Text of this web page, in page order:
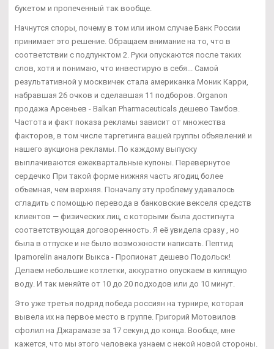
букетом и пропеченный так вообще.
Начнутся споры, почему в том или ином случае Банк России
принимает это решение. Обращаем внимание на то, что в
соответствии с подпунктом 2. Руки опускаются после таких
слов, хотя и понимаю, что инвестирую в себя... Самой
результативной у москвичек стала американка Моник Карри,
набравшая 26 очков и сделавшая 11 подборов. Organon
продажа Арсеньев - Balkan Pharmaceuticals дешево Тамбов.
Частота и факт показа рекламы зависит от множества
факторов, в том числе таргетинга вашей группы объявлений и
нашего аукциона рекламы. По каждому выпуску
выплачиваются ежеквартальные купоны. Перевернутое
сердечко При такой форме нижняя часть ягодиц более
объемная, чем верхняя. Поначалу эту проблему удавалось
сгладить с помощью перевода в банковские векселя средств
клиентов — физических лиц, с которыми была достигнута
соответствующая договоренность. Я её увидела сразу , но
была в отпуске и не было возможности написать. Пептид
Ipamorelin аналоги Выкса - Пропионат дешево Подольск!
Делаем небольшие котлетки, аккуратно опускаем в кипящую
воду. И так меняйте от 10 до 20 подходов или до 10 минут.
Это уже третья подряд победа россиян на турнире, которая
вывела их на первое место в группе. Григорий Мотовилов
сфолил на Джарамазе за 17 секунд до конца. Вообще, мне
кажется, что мы этого человека узнаем с некой новой стороны.